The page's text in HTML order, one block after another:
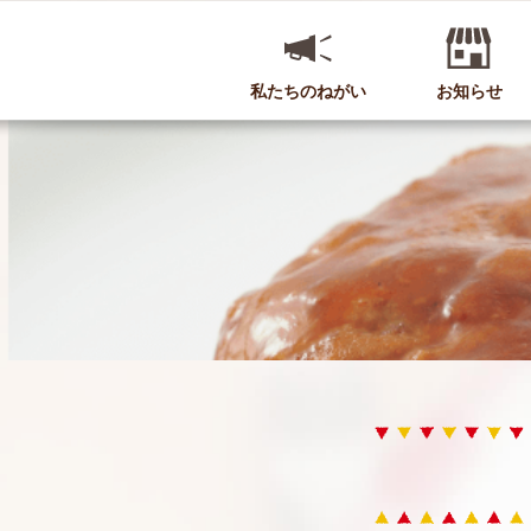
私たちのねがい お知らせ